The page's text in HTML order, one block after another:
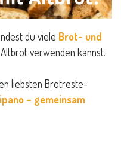
du viele Brot- und
verwenden kannst.
liebsten Brotreste-
– gemeinsam